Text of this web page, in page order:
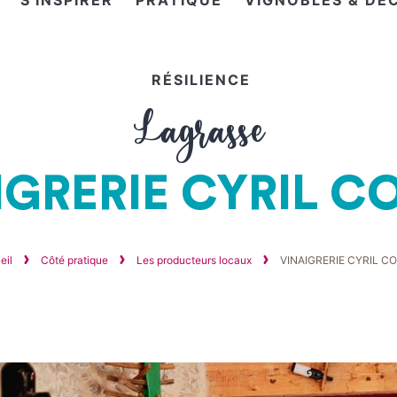
RÉSILIENCE
Lagrasse
CYRIL
Côté pratique Les producteurs locaux VINAIGRERIE CYRIL